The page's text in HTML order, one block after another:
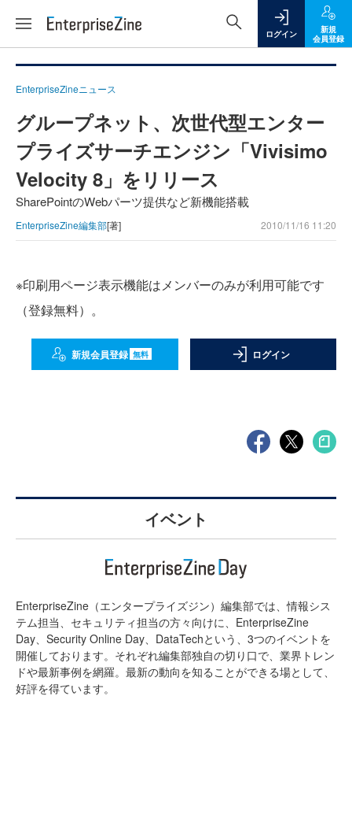
ログイン
新規
会員登録
EnterpriseZineニュース
グループネット、次世代型エンター
プライズサーチエンジン「Vivisimo
Velocity 8」をリリース
SharePointのWebパーツ提供など新機能搭載
EnterpriseZine編集部[著] 2010/11/16 11:20
※印刷用ページ表示機能はメンバーのみが利用可能です
（登録無料）。
新規会員登録 無料 ログイン
イベント
EnterpriseZine（エンタープライズジン）編集部では、情報シス
テム担当、セキュリティ担当の方々向けに、EnterpriseZine
Day、Security Online Day、DataTechという、3つのイベントを
開催しております。それぞれ編集部独自の切り口で、業界トレン
ドや最新事例を網羅。最新の動向を知ることができる場として、
好評を得ています。